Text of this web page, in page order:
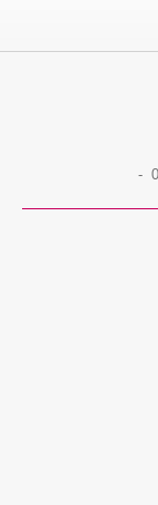
-